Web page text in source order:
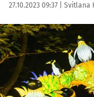
Data publikacji:
27.10.2023 09:37 | Autor:
Svitlana
Kliknij, aby powiększyć